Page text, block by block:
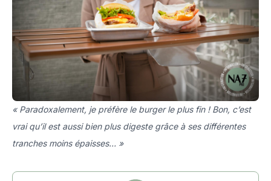
« Paradoxalement, je préfère le burger le plus fin ! Bon, c’est
vrai qu’il est aussi bien plus digeste grâce à ses différentes
tranches moins épaisses… »